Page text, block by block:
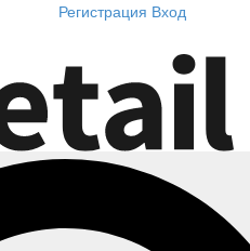
Регистрация Вход